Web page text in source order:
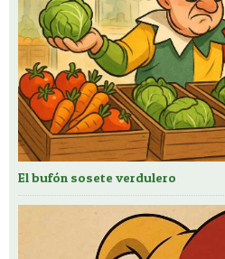
El bufón sosete verdulero